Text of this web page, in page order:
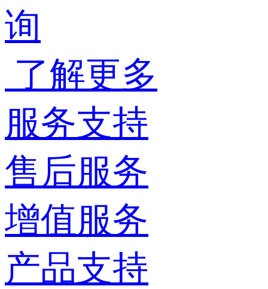
询
了解更多
服务支持
售后服务
增值服务
产品支持